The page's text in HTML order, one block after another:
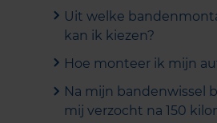
Uit welke
kan ik kiezen?
Hoe monteer ik mijn
Na mijn bandenwissel
mij verzocht na 150